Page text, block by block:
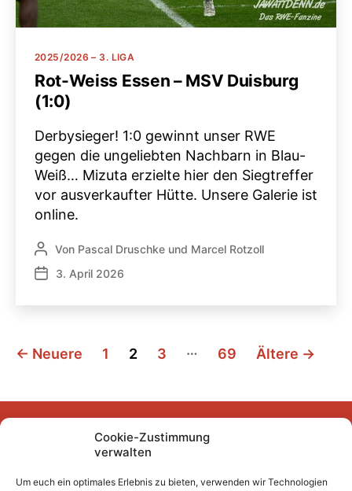
Cookie-Zustimmung
verwalten
Um euch ein optimales Erlebnis zu bieten, verwenden wir Technologien
Kategorien
2025/2026 – 3. LIGA
Rot-Weiss Essen – MSV Duisburg
(1:0)
Derbysieger! 1:0 gewinnt unser RWE
gegen die ungeliebten Nachbarn in Blau-
Weiß… Mizuta erzielte hier den Siegtreffer
vor ausverkaufter Hütte. Unsere Galerie ist
online.
Beitragsautor
Von Pascal Druschke und Marcel Rotzoll
Veröffentlichungsdatum
3. April 2026
Seitennummerierung
Beiträge
← Neuere 1 2 3 … 69 Ältere →
FacebookInstagram
YouTubeMastodonBluesky